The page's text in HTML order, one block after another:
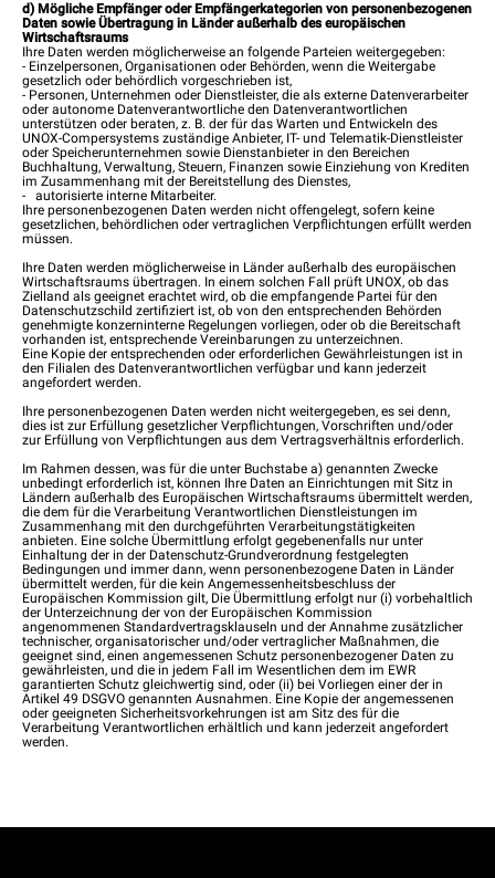
d) Mögliche Empfänger oder Empfängerkategorien von personenbezogenen
Daten sowie Übertragung in Länder außerhalb des europäischen
Wirtschaftsraums
Ihre Daten werden möglicherweise an folgende Parteien weitergegeben:
- Einzelpersonen, Organisationen oder Behörden, wenn die Weitergabe
gesetzlich oder behördlich vorgeschrieben ist,
- Personen, Unternehmen oder Dienstleister, die als externe Datenverarbeiter
oder autonome Datenverantwortliche den Datenverantwortlichen
unterstützen oder beraten, z. B. der für das Warten und Entwickeln des
UNOX-Compersystems zuständige Anbieter, IT- und Telematik-Dienstleister
oder Speicherunternehmen sowie Dienstanbieter in den Bereichen
Buchhaltung, Verwaltung, Steuern, Finanzen sowie Einziehung von Krediten
im Zusammenhang mit der Bereitstellung des Dienstes,
- autorisierte interne Mitarbeiter.
Ihre personenbezogenen Daten werden nicht offengelegt, sofern keine
gesetzlichen, behördlichen oder vertraglichen Verpflichtungen erfüllt werden
müssen.
Ihre Daten werden möglicherweise in Länder außerhalb des europäischen
Wirtschaftsraums übertragen. In einem solchen Fall prüft UNOX, ob das
Zielland als geeignet erachtet wird, ob die empfangende Partei für den
Datenschutzschild zertifiziert ist, ob von den entsprechenden Behörden
genehmigte konzerninterne Regelungen vorliegen, oder ob die Bereitschaft
vorhanden ist, entsprechende Vereinbarungen zu unterzeichnen.
Eine Kopie der entsprechenden oder erforderlichen Gewährleistungen ist in
den Filialen des Datenverantwortlichen verfügbar und kann jederzeit
angefordert werden.
Ihre personenbezogenen Daten werden nicht weitergegeben, es sei denn,
dies ist zur Erfüllung gesetzlicher Verpflichtungen, Vorschriften und/oder
zur Erfüllung von Verpflichtungen aus dem Vertragsverhältnis erforderlich.
Im Rahmen dessen, was für die unter Buchstabe a) genannten Zwecke
unbedingt erforderlich ist, können Ihre Daten an Einrichtungen mit Sitz in
Ländern außerhalb des Europäischen Wirtschaftsraums übermittelt werden,
die dem für die Verarbeitung Verantwortlichen Dienstleistungen im
Zusammenhang mit den durchgeführten Verarbeitungstätigkeiten
anbieten. Eine solche Übermittlung erfolgt gegebenenfalls nur unter
Einhaltung der in der Datenschutz-Grundverordnung festgelegten
Bedingungen und immer dann, wenn personenbezogene Daten in Länder
übermittelt werden, für die kein Angemessenheitsbeschluss der
Europäischen Kommission gilt, Die Übermittlung erfolgt nur (i) vorbehaltlich
der Unterzeichnung der von der Europäischen Kommission
angenommenen Standardvertragsklauseln und der Annahme zusätzlicher
technischer, organisatorischer und/oder vertraglicher Maßnahmen, die
geeignet sind, einen angemessenen Schutz personenbezogener Daten zu
gewährleisten, und die in jedem Fall im Wesentlichen dem im EWR
garantierten Schutz gleichwertig sind, oder (ii) bei Vorliegen einer der in
Artikel 49 DSGVO genannten Ausnahmen. Eine Kopie der angemessenen
oder geeigneten Sicherheitsvorkehrungen ist am Sitz des für die
Verarbeitung Verantwortlichen erhältlich und kann jederzeit angefordert
werden.